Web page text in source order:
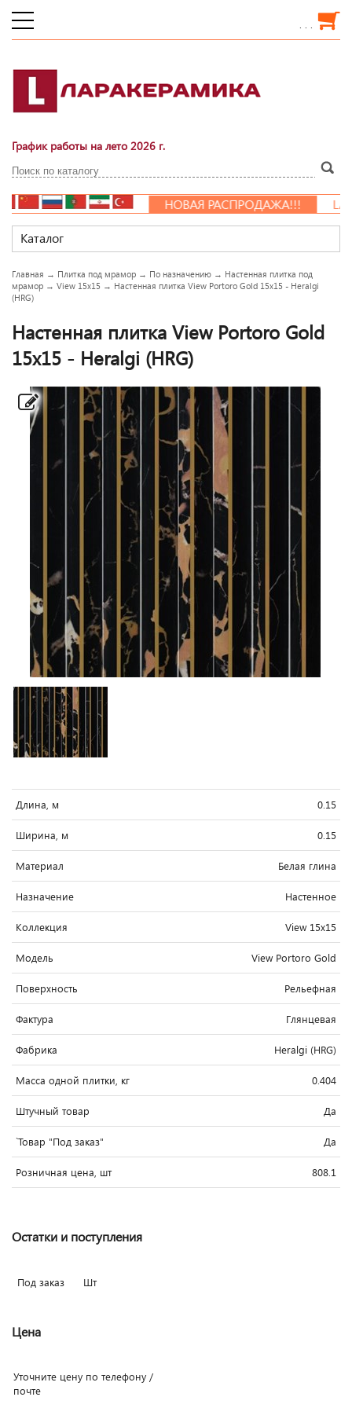
. . .
График работы на лето 2026 г.
НОВАЯ РАСПРОДАЖА!!!
Каталог
Главная → Плитка под мрамор → По назначению → Настенная плитка под
мрамор → View 15x15 → Настенная плитка View Portoro Gold 15x15 - Heralgi
(HRG)
Настенная плитка View Portoro Gold
15x15 - Heralgi (HRG)
Длина, м 0.15
Ширина, м 0.15
Материал Белая глина
Назначение Настенное
Коллекция View 15x15
Модель View Portoro Gold
Поверхность Рельефная
Фактура Глянцевая
Фабрика Heralgi (HRG)
Масса одной плитки, кг 0.404
Штучный товар Да
`Товар "Под заказ" Да
Розничная цена, шт 808.1
Остатки и поступления
Под заказ Шт
Цена
Уточните цену по телефону /
почте